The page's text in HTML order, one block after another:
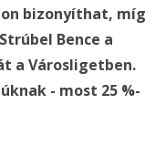
bizonyíthat, míg
Bence a
a Városligetben.
- most 25 %-